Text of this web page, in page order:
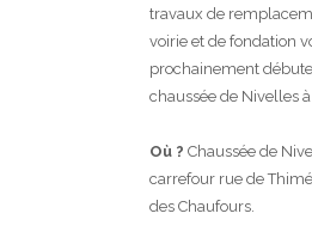
travaux de
voirie et de fondation
prochainement
chaussée de Nivelles
Où ? Chaussée de
carrefour rue de
des Chaufours.